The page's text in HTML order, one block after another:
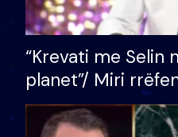
“Krevati me Selin
planet”/ Miri
bukura në
mungojë zilja e